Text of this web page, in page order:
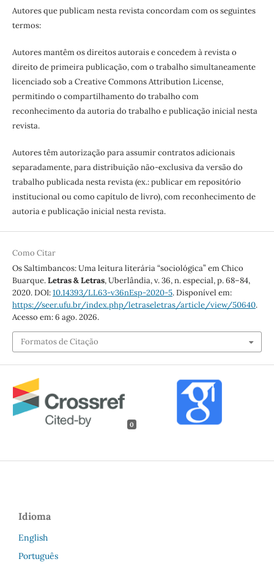
Autores que publicam nesta revista concordam com os seguintes
termos:
Autores mantêm os direitos autorais e concedem à revista o
direito de primeira publicação, com o trabalho simultaneamente
licenciado sob a Creative Commons Attribution License,
permitindo o compartilhamento do trabalho com
reconhecimento da autoria do trabalho e publicação inicial nesta
revista.
Autores têm autorização para assumir contratos adicionais
separadamente, para distribuição não-exclusiva da versão do
trabalho publicada nesta revista (ex.: publicar em repositório
institucional ou como capítulo de livro), com reconhecimento de
autoria e publicação inicial nesta revista.
Como Citar
Os Saltimbancos: Uma leitura literária “sociológica” em Chico
Buarque.Letras & Letras, Uberlândia, v. 36, n. especial, p. 68–84,
2020. DOI:10.14393/LL63-v36nEsp-2020-5. Disponível em:
https://seer.ufu.br/index.php/letraseletras/article/view/50640.
Acesso em: 6 ago. 2026.
Formatos de Citação
0
Idioma
English
Português